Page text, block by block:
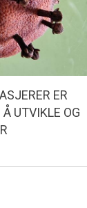
ER
UTVIKLE OG